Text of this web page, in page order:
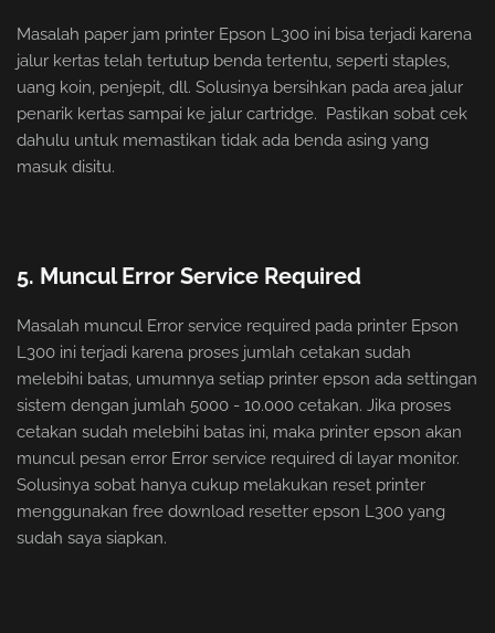
Masalah paper jam printer Epson L300 ini bisa terjadi karena
jalur kertas telah tertutup benda tertentu, seperti staples,
uang koin, penjepit, dll. Solusinya bersihkan pada area jalur
penarik kertas sampai ke jalur cartridge. Pastikan sobat cek
dahulu untuk memastikan tidak ada benda asing yang
masuk disitu.
5. Muncul Error Service Required
Masalah muncul Error service required pada printer Epson
L300 ini terjadi karena proses jumlah cetakan sudah
melebihi batas, umumnya setiap printer epson ada settingan
sistem dengan jumlah 5000 - 10.000 cetakan. Jika proses
cetakan sudah melebihi batas ini, maka printer epson akan
muncul pesan error Error service required di layar monitor.
Solusinya sobat hanya cukup melakukan reset printer
menggunakan free download resetter epson L300 yang
sudah saya siapkan.